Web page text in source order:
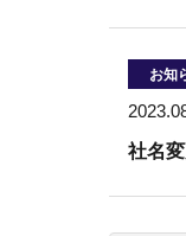
お知
社名